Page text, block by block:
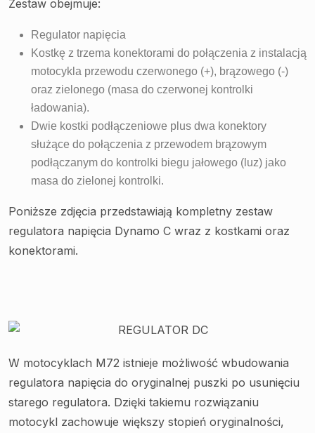
Zestaw obejmuje:
Regulator napięcia
Kostkę z trzema konektorami do połączenia z instalacją
motocykla przewodu czerwonego (+), brązowego (-)
oraz zielonego (masa do czerwonej kontrolki
ładowania).
Dwie kostki podłączeniowe plus dwa konektory
służące do połączenia z przewodem brązowym
podłączanym do kontrolki biegu jałowego (luz) jako
masa do zielonej kontrolki.
Poniższe zdjęcia przedstawiają kompletny zestaw
regulatora napięcia Dynamo C wraz z kostkami oraz
konektorami.
W motocyklach M72 istnieje możliwość wbudowania
regulatora napięcia do oryginalnej puszki po usunięciu
starego regulatora. Dzięki takiemu rozwiązaniu
motocykl zachowuje większy stopień oryginalności,